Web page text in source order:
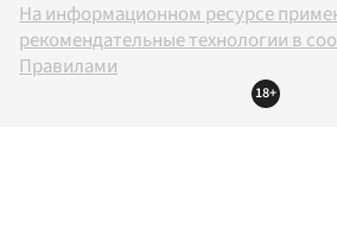
На информационном ресурсе
рекомендательные технологии в
Правилами
18+